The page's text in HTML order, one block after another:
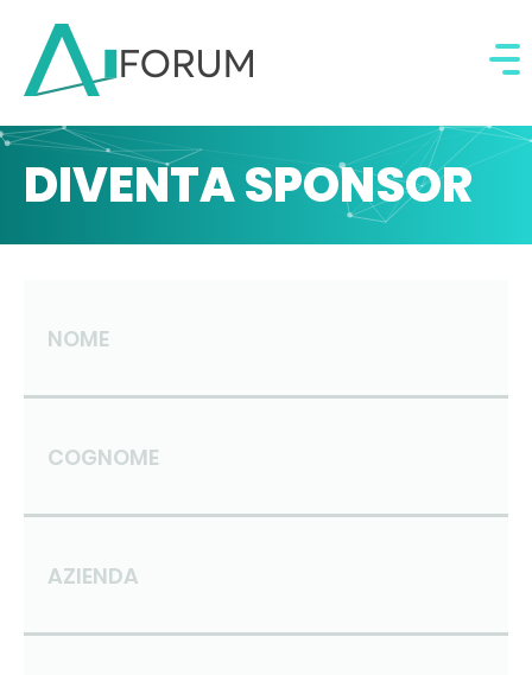
DIVENTA SPONSOR
NOME
COGNOME
AZIENDA